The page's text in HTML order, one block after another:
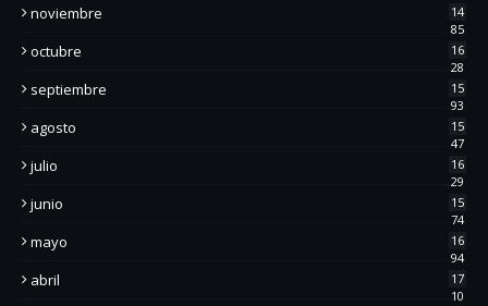
noviembre
14
85
octubre
16
28
septiembre
15
93
agosto
15
47
julio
16
29
junio
15
74
mayo
16
94
abril
17
10